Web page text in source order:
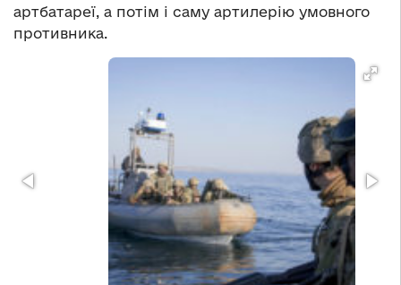
артбатареї, а потім і саму артилерію умовного
противника.